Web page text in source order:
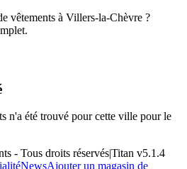
vêtements à Villers-la-Chèvre ?
n'a été trouvé pour cette ville pour le
- Tous droits réservés|Titan v5.1.4
NewsAjouter un magasin de